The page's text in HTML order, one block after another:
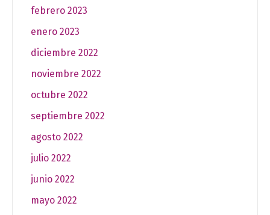
febrero 2023
enero 2023
diciembre 2022
noviembre 2022
octubre 2022
septiembre 2022
agosto 2022
julio 2022
junio 2022
mayo 2022